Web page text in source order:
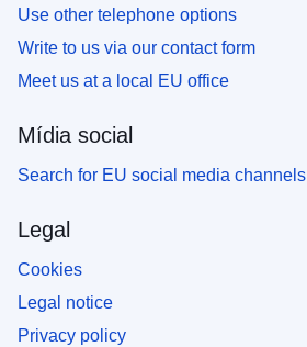
Use other telephone options
Write to us via our contact form
Meet us at a local EU office
Mídia social
Search for EU social media channels
Legal
Cookies
Legal notice
Privacy policy